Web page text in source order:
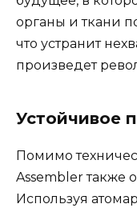
органы и ткани
что устранит
произведет
Устойчивое
Помимо
Assembler также
Используя